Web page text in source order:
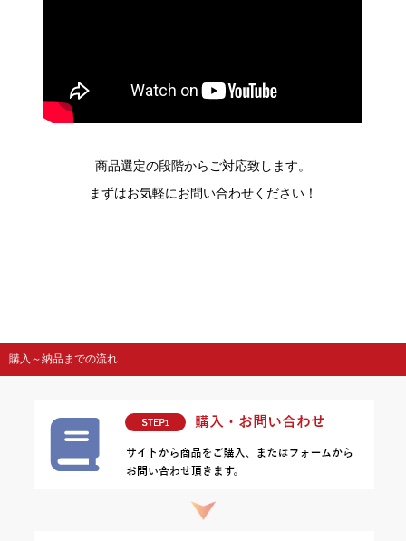
商品選定の段階からご対応致します。
まずはお気軽にお問い合わせください！
購入～納品までの流れ